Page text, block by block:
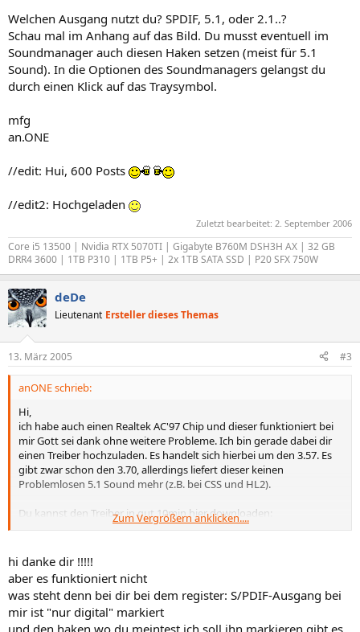
Welchen Ausgang nutzt du? SPDIF, 5.1, oder 2.1..?
Schau mal im Anhang auf das Bild. Du musst eventuell im
Soundmanager auch diesen Haken setzen (meist für 5.1
Sound). In die Optionen des Soundmanagers gelangst du
durch einen Klick auf das Traysymbol.
mfg
an.ONE
//edit: Hui, 600 Posts
//edit2: Hochgeladen
Zuletzt bearbeitet: 2. September 2006
Core i5 13500 | Nvidia RTX 5070TI | Gigabyte B760M DSH3H AX | 32 GB
DRR4 3600 | 1TB P310 | 1TB P5+ | 2x 1TB SATA SSD | P20 SFX 750W
deDe
Lieutenant Ersteller dieses Themas
13. März 2005 #3
anONE schrieb:
Hi,
ich habe auch einen Realtek AC'97 Chip und dieser funktioniert bei
mir Gott sei dank ohne weitere Probleme. Ich bin gerade dabei dir
einen Treiber hochzuladen. Es handelt sich hierbei um den 3.57. Es
gibt zwar schon den 3.70, allerdings liefert dieser keinen
Problemlosen 5.1 Sound mehr (z.B. bei CSS und HL2).
Du kannst den Treiber in gut 10min hier downloaden:
http://home.arcor.de/anone/Treiber/
hoffentlich hilft dir dieser.
Welchen Ausgang nutzt du? SPDIF, 5.1, oder 2.1..?
Schau mal im Anhang auf das Bild. Du musst eventuell im
Soundmanager auch diesen Haken setzen (meist für 5.1 Sound). In
die Optionen des Soundmanagers gelangst du durch einen Klick auf
Zum Vergrößern anklicken....
hi danke dir !!!!!
aber es funktioniert nicht
was steht denn bei dir bei dem register: S/PDIF-Ausgang bei
mir ist "nur digital" markiert
und den haken wo du meintest ich soll ihn markieren gibt es